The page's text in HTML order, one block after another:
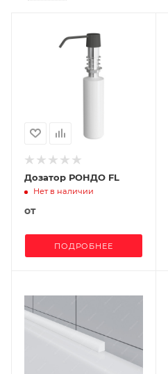
Дозатор РОНДО FL
Нет в наличии
от
ПОДРОБНЕЕ